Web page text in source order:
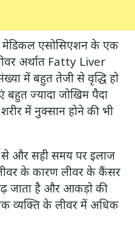
मेडिकल एसोसिएशन के एक
अर्थात Fatty Liver
में बहुत तेजी से वृद्धि हो
बहुत ज्यादा जोखिम पैदा
में नुक्सान होने की भी
से और सही समय पर इलाज
के कारण लीवर के कैंसर
जाता है और आकड़ो की
व्यक्ति के लीवर में अधिक